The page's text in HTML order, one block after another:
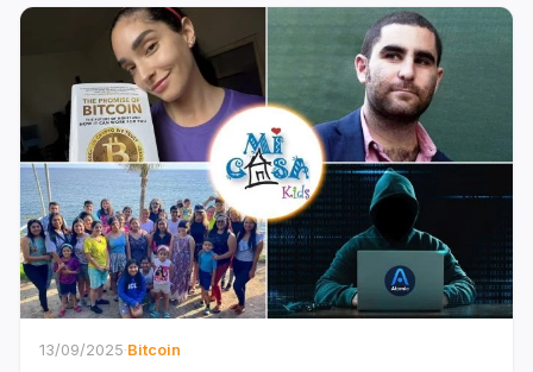
13/09/2025·Bitcoin